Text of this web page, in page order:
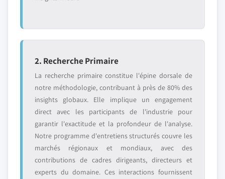
2. Recherche Primaire
La recherche primaire constitue l'épine dorsale de
notre méthodologie, contribuant à près de 80% des
insights globaux. Elle implique un engagement
direct avec les participants de l'industrie pour
garantir l'exactitude et la profondeur de l'analyse.
Notre programme d'entretiens structurés couvre les
marchés régionaux et mondiaux, avec des
contributions de cadres dirigeants, directeurs et
experts du domaine. Ces interactions fournissent